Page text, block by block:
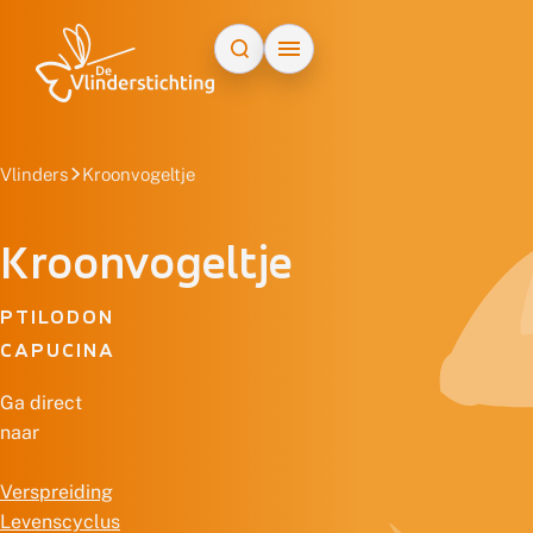
Vlinders Kroonvogeltje
Kroonvogeltje
PTILODON
CAPUCINA
Ga direct
naar
Verspreiding
Levenscyclus